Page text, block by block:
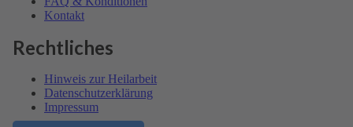
Kontakt
Rechtliches
Hinweis zur Heilarbeit
Daten­schutz­er­klärung
Impressum